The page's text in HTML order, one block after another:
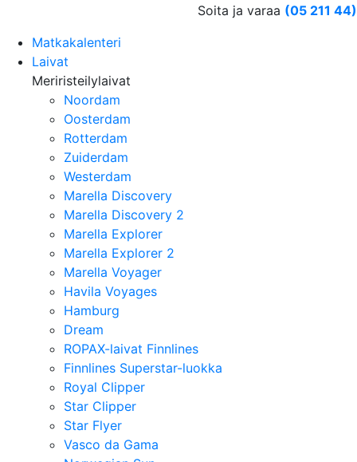
Soita ja varaa (05 211 44)
Matkakalenteri
Laivat
Meriristeilylaivat
Noordam
Oosterdam
Rotterdam
Zuiderdam
Westerdam
Marella Discovery
Marella Discovery 2
Marella Explorer
Marella Explorer 2
Marella Voyager
Havila Voyages
Hamburg
Dream
ROPAX-laivat Finnlines
Finnlines Superstar-luokka
Royal Clipper
Star Clipper
Star Flyer
Vasco da Gama